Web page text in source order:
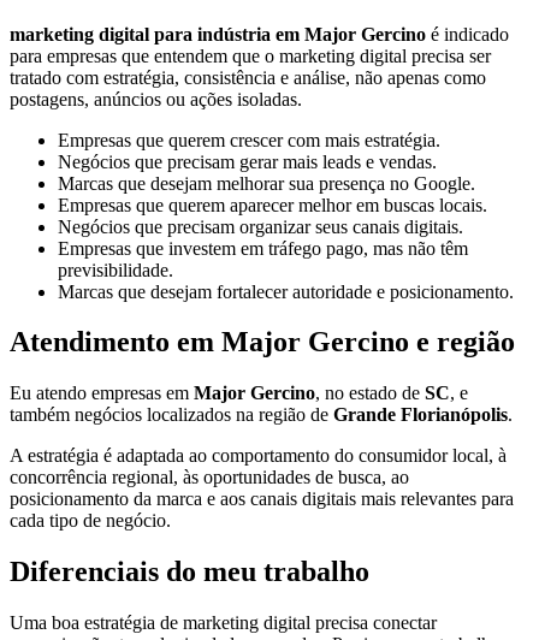
marketing digital para indústria em Major Gercino é indicado
para empresas que entendem que o marketing digital precisa ser
tratado com estratégia, consistência e análise, não apenas como
postagens, anúncios ou ações isoladas.
Empresas que querem crescer com mais estratégia.
Negócios que precisam gerar mais leads e vendas.
Marcas que desejam melhorar sua presença no Google.
Empresas que querem aparecer melhor em buscas locais.
Negócios que precisam organizar seus canais digitais.
Empresas que investem em tráfego pago, mas não têm
previsibilidade.
Marcas que desejam fortalecer autoridade e posicionamento.
Atendimento em Major Gercino e região
Eu atendo empresas em Major Gercino, no estado de SC, e
também negócios localizados na região de Grande Florianópolis.
A estratégia é adaptada ao comportamento do consumidor local, à
concorrência regional, às oportunidades de busca, ao
posicionamento da marca e aos canais digitais mais relevantes para
cada tipo de negócio.
Diferenciais do meu trabalho
Uma boa estratégia de marketing digital precisa conectar